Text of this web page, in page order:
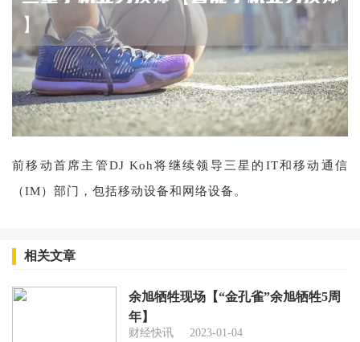
前移动首席主管DJ Koh将继续领导三星的IT和移动通信
（IM）部门，包括移动设备和网络设备。
相关文章
余旭牺牲现场【“金孔雀”余旭牺牲5周
年】
财经快讯 2023-01-04